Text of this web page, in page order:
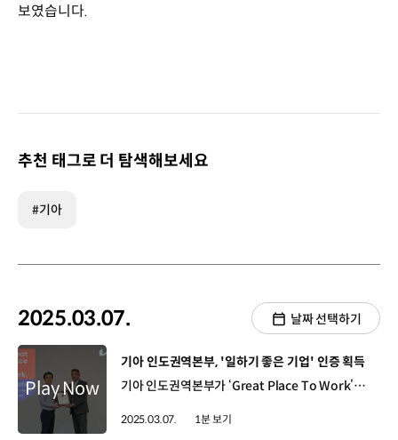
보였습니다.
추천 태그로 더 탐색해보세요
#기아
2025.03.07. 날짜 선택하기
[동영상]
기아 인도권역본부, '일하기 좋은 기업' 인증 획득
기아 인도권역본부가 ‘Great Place To Work’로부터 ‘일하기 좋은 기업’ 인증을 받았습니다. ‘GPTW’는 매년 170여 개국, 3만여 개 기업의 조직문화를 평가하는 미국의 세계적인 평가 기관인데요. 기아 인도권역본부는 신청 첫 해에 바로 ‘일하기 좋은 기업’ 인증을 획득했으며, 이는 인도 내 완성차 기업 중 세 번째입니다. ‘일하기 좋은 기업’ 인증은 임직원들의 실시간 설문조사를 통해 이뤄진다는 점에서 더욱 의미가 있는데요. 이번 설문조사에는 기아 인도권역본부 구성원의 92%가 참여했으며, 신뢰, 존중, 자부심 등 총 5가지 평가 영역 중 업무환경, 경영진에 대한 신뢰도, 업무시설 등에서 높은 만족도를 보였습니다.
2025.03.07. 1분 보기